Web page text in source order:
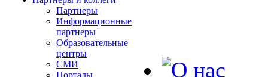
Партнеры
Информационные
партнеры
Образовательные
центры
СМИ
Порталы